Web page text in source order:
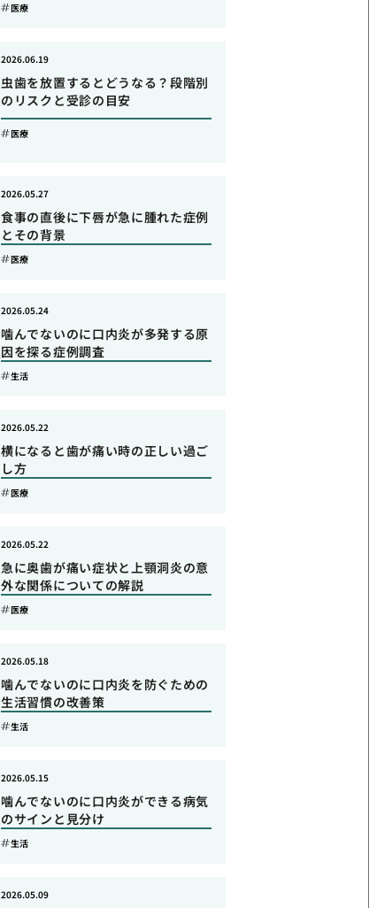
医療
虫歯を放置するとどうなる？段階別
のリスクと受診の目安
2026.06.19
医療
食事の直後に下唇が急に腫れた症例
とその背景
2026.05.27
医療
噛んでないのに口内炎が多発する原
因を探る症例調査
2026.05.24
生活
横になると歯が痛い時の正しい過ご
し方
2026.05.22
医療
急に奥歯が痛い症状と上顎洞炎の意
外な関係についての解説
2026.05.22
医療
噛んでないのに口内炎を防ぐための
生活習慣の改善策
2026.05.18
生活
噛んでないのに口内炎ができる病気
のサインと見分け
2026.05.15
生活
2026.05.09